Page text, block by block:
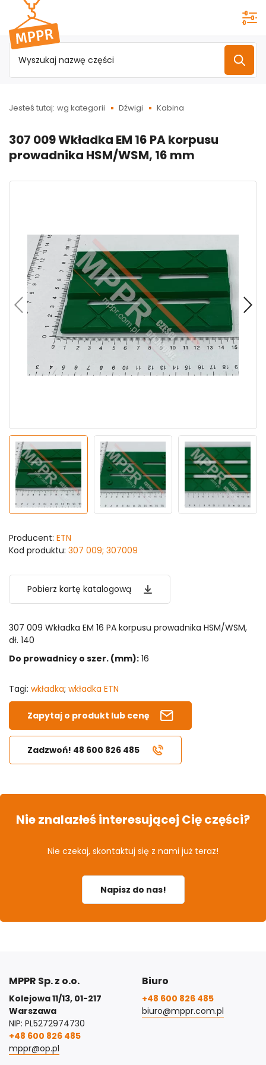
Przejdź do
menu
głównego
Jesteś tutaj: wg kategorii Dźwigi Kabina
307 009 Wkładka EM 16 PA korpusu
prowadnika HSM/WSM, 16 mm
Producent: ETN
Kod produktu: 307 009; 307009
Pobierz kartę katalogową
307 009 Wkładka EM 16 PA korpusu prowadnika HSM/WSM,
dł. 140
Do prowadnicy o szer. (mm): 16
Tagi: wkładka; wkładka ETN
Zapytaj o produkt lub cenę
Zadzwoń! 48 600 826 485
Nie znalazłeś interesującej Cię części?
Nie czekaj, skontaktuj się z nami już teraz!
Napisz do nas!
MPPR Sp. z o.o.
Kolejowa 11/13, 01-217
Warszawa
NIP: PL5272974730
+48 600 826 485
mppr@op.pl
Biuro
+48 600 826 485
biuro@mppr.com.pl